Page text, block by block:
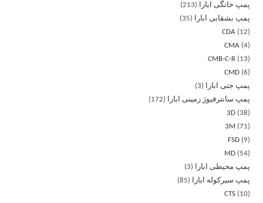
پمپ خانگی ابارا
213
پمپ بشقابی ابارا
35
CDA
12
CMA 4
CMB-C-R
13
CMD 6
پمپ جتی ابارا
3
پمپ سانترفیوژ زمینی ابارا
172
3D 38
3M
71
FSD
9
MD
54
پمپ محیطی ابارا
3
پمپ سیرکوله ابارا
85
CTS
10